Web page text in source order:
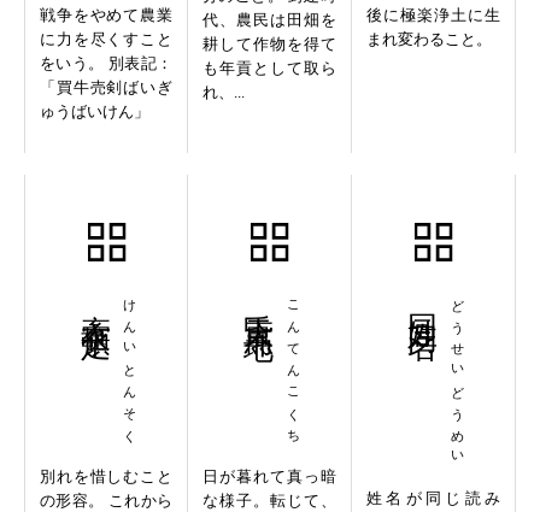
戦争をやめて農業
に力を尽くすこと
をいう。 別表記：
「買牛売剣ばいぎ
ゅうばいけん」
代、農民は田畑を
耕して作物を得て
も年貢として取ら
れ、...
後に極楽浄土に生
まれ変わること。
けんいとんそく
別れを惜しむこと
の形容。 これから
こんてんこくち
日が暮れて真っ暗
な様子。転じて、
どうせいどうめい
姓名が同じ読み